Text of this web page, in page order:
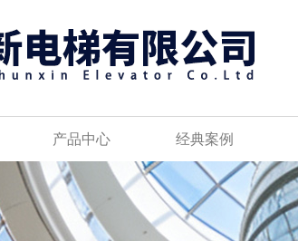
产品中心 经典案例